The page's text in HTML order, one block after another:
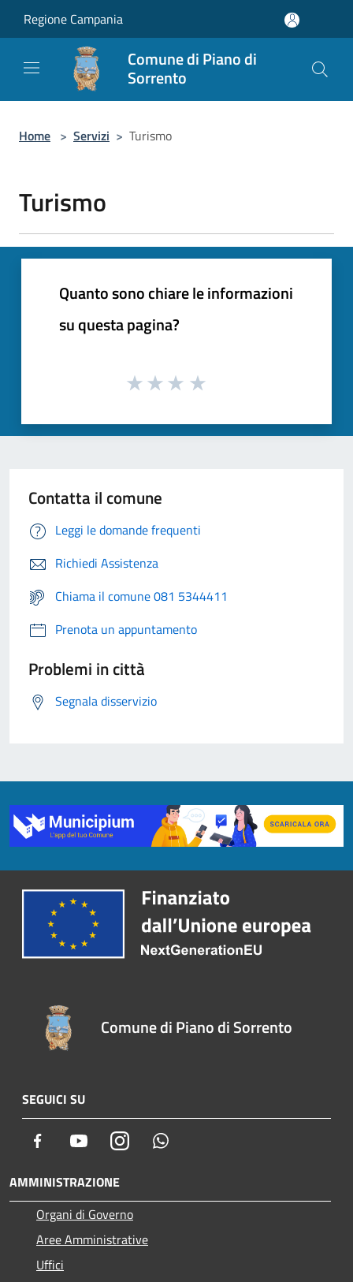
Regione Campania
Comune di Piano di
Sorrento
Home > Servizi > Turismo
Turismo
Quanto sono chiare le informazioni
su questa pagina?
Contatta il comune
Leggi le domande frequenti
Richiedi Assistenza
Chiama il comune 081 5344411
Prenota un appuntamento
Problemi in città
Segnala disservizio
Comune di Piano di Sorrento
SEGUICI SU
Facebook YoutubeInstagram
AMMINISTRAZIONE
Organi di Governo
Aree Amministrative
Uffici